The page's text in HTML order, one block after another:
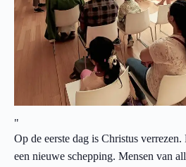
Op de eerste dag is Christus
een nieuwe schepping. Mensen van